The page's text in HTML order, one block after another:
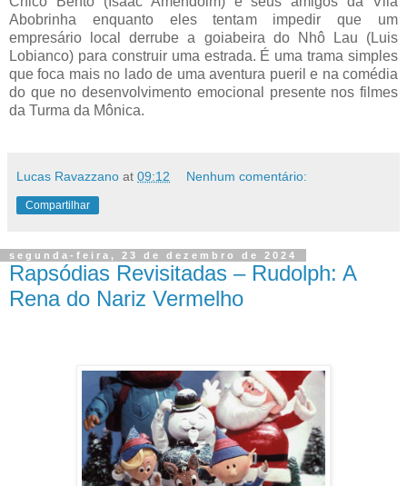
Abobrinha enquanto eles tentam impedir que um
empresário local derrube a goiabeira do Nhô Lau (Luis
Lobianco) para construir uma estrada. É uma trama simples
que foca mais no lado de uma aventura pueril e na comédia
do que no desenvolvimento emocional presente nos filmes
da Turma da Mônica.
Lucas Ravazzano at 09:12 Nenhum comentário:
Compartilhar
segunda-feira, 23 de dezembro de 2024
Rapsódias Revisitadas – Rudolph: A
Rena do Nariz Vermelho